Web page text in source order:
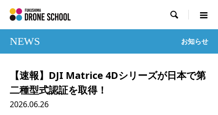

NEWS お知らせ
【速報】DJI Matrice 4Dシリーズが日本で第
二種型式認証を取得！
2026.06.26